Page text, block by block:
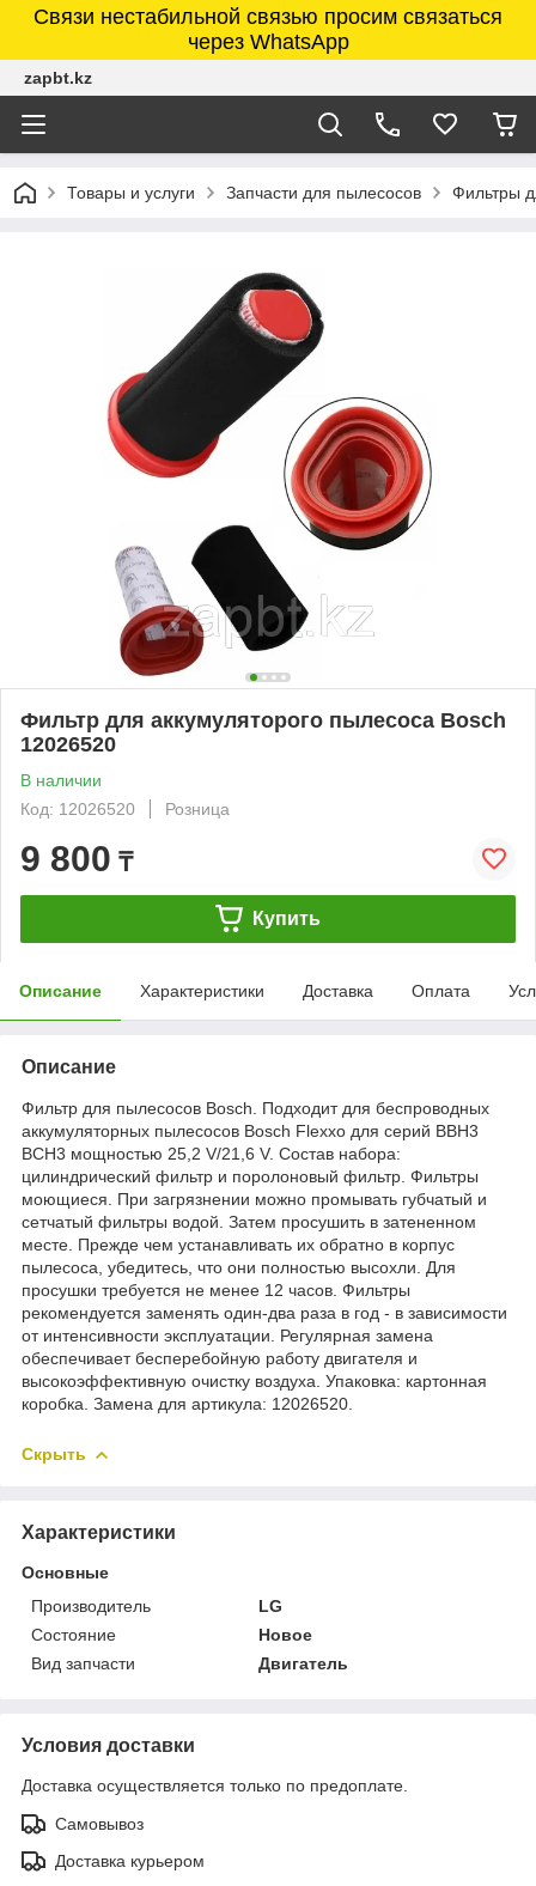
Связи нестабильной связью просим связаться
через WhatsApp
zapbt.kz
Товары и услуги Запчасти для пылесосов Фильтры
Фильтр для аккумуляторого пылесоса Bosch
12026520
В наличии
Код: 12026520
Розница
9 800 ₸
Купить
Описание Характеристики Доставка Оплата
Описание
Фильтр для пылесосов Bosch. Подходит для беспроводных
аккумуляторных пылесосов Bosch Flexxo для серий BBH3
BCH3 мощностью 25,2 V/21,6 V. Состав набора:
цилиндрический фильтр и поролоновый фильтр. Фильтры
моющиеся. При загрязнении можно промывать губчатый и
сетчатый фильтры водой. Затем просушить в затененном
месте. Прежде чем устанавливать их обратно в корпус
пылесоса, убедитесь, что они полностью высохли. Для
просушки требуется не менее 12 часов. Фильтры
рекомендуется заменять один-два раза в год - в зависимости
от интенсивности эксплуатации. Регулярная замена
обеспечивает бесперебойную работу двигателя и
высокоэффективную очистку воздуха. Упаковка: картонная
коробка. Замена для артикула: 12026520.
Скрыть
Характеристики
Основные
Производитель
LG
Состояние
Новое
Вид запчасти
Двигатель
Условия доставки
Доставка осуществляется только по предоплате.
Самовывоз
Доставка курьером